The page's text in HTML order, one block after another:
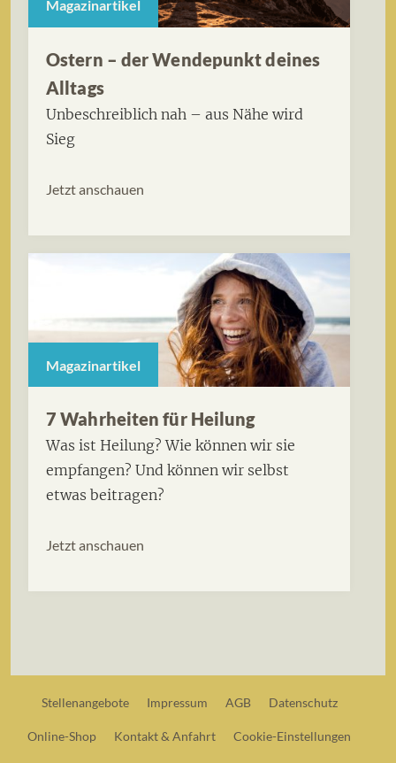
Magazinartikel
Ostern – der Wendepunkt deines
Alltags
Unbeschreiblich nah – aus Nähe wird
Sieg
Jetzt anschauen
Magazinartikel
7 Wahrheiten für Heilung
Was ist Heilung? Wie können wir sie
empfangen? Und können wir selbst
etwas beitragen?
Jetzt anschauen
Stellenangebote Impressum AGB Datenschutz
Online-Shop Kontakt & Anfahrt Cookie-Einstellungen